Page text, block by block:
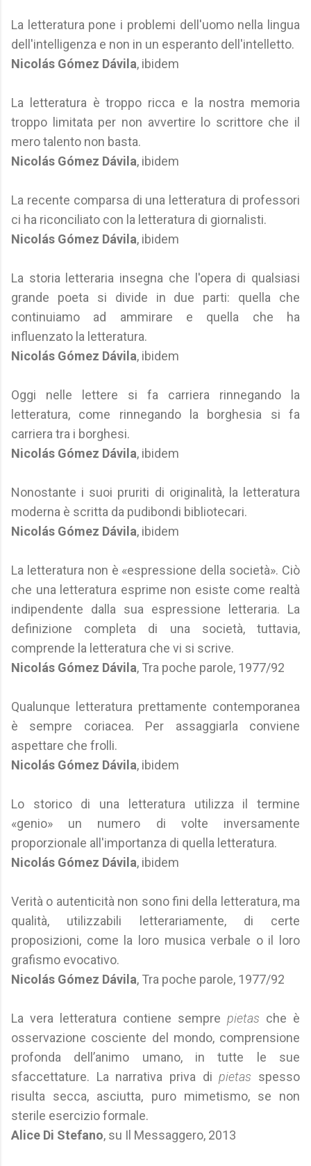
La letteratura pone i problemi dell'uomo nella lingua
dell'intelligenza e non in un esperanto dell'intelletto.
Nicolás Gómez Dávila, ibidem
La letteratura è troppo ricca e la nostra memoria
troppo limitata per non avvertire lo scrittore che il
mero talento non basta.
Nicolás Gómez Dávila, ibidem
La recente comparsa di una letteratura di professori
ci ha riconciliato con la letteratura di giornalisti.
Nicolás Gómez Dávila, ibidem
La storia letteraria insegna che l'opera di qualsiasi
grande poeta si divide in due parti: quella che
continuiamo ad ammirare e quella che ha
influenzato la letteratura.
Nicolás Gómez Dávila, ibidem
Oggi nelle lettere si fa carriera rinnegando la
letteratura, come rinnegando la borghesia si fa
carriera tra i borghesi.
Nicolás Gómez Dávila, ibidem
Nonostante i suoi pruriti di originalità, la letteratura
moderna è scritta da pudibondi bibliotecari.
Nicolás Gómez Dávila, ibidem
La letteratura non è «espressione della società». Ciò
che una letteratura esprime non esiste come realtà
indipendente dalla sua espressione letteraria. La
definizione completa di una società, tuttavia,
comprende la letteratura che vi si scrive.
Nicolás Gómez Dávila, Tra poche parole, 1977/92
Qualunque letteratura prettamente contemporanea
è sempre coriacea. Per assaggiarla conviene
aspettare che frolli.
Nicolás Gómez Dávila, ibidem
Lo storico di una letteratura utilizza il termine
«genio» un numero di volte inversamente
proporzionale all'importanza di quella letteratura.
Nicolás Gómez Dávila, ibidem
Verità o autenticità non sono fini della letteratura, ma
qualità, utilizzabili letterariamente, di certe
proposizioni, come la loro musica verbale o il loro
grafismo evocativo.
Nicolás Gómez Dávila, Tra poche parole, 1977/92
La vera letteratura contiene sempre pietas che è
osservazione cosciente del mondo, comprensione
profonda dell’animo umano, in tutte le sue
sfaccettature. La narrativa priva dipietas spesso
risulta secca, asciutta, puro mimetismo, se non
sterile esercizio formale.
Alice Di Stefano, su Il Messaggero, 2013